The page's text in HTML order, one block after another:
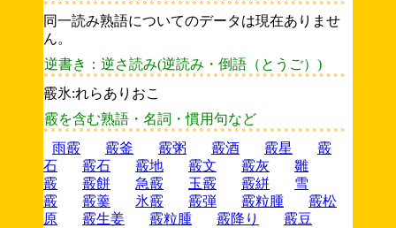
同一読み熟語についてのデータは現在ありませ
ん。
逆書き：逆さ読み(逆読み・倒語（とうご）)
霰氷:れらありおこ
霰を含む熟語・名詞・慣用句など
雨霰
霰釜 霰粥 霰酒 霰星
霰
石
霰石 霰地 霰文 霰灰
雛
霰
霰餅 急霰 玉霰 霰絣
雪
霰
霰羹 氷霰 霰弾 霰粒腫
霰松
原
霰生姜 霰粒腫 霰降り
霰豆